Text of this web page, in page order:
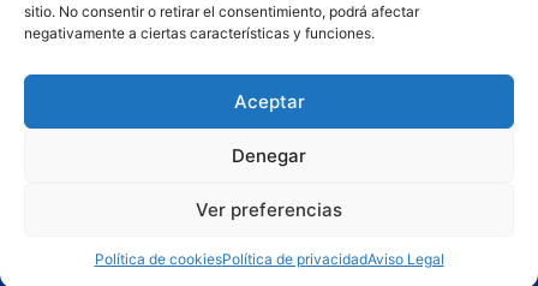
sitio. No consentir o retirar el consentimiento, podrá afectar
negativamente a ciertas características y funciones.
Aceptar
Denegar
Ver preferencias
Política de cookiesPolítica de privacidadAviso Legal
Copyright © 2025 – COAPI Murcia